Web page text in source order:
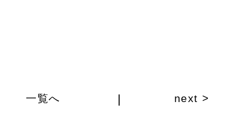
一覧へ | next >